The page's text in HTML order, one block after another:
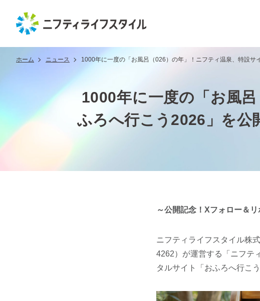
ホーム ニュース 1000年に一度の「お風呂（026）の年」！ニフティ温泉、特設サ
1000年に一度の「お風
ふろへ行こう2026」を公
～公開記念！Xフォロー＆
ニフティライフスタイル株
4262）が運営する「ニフテ
タルサイト「おふろへ行こ